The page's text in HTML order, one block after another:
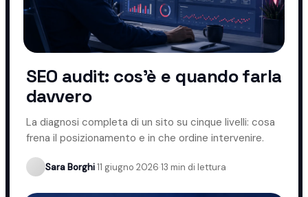
SEO audit: cos'è e quando farla
davvero
La diagnosi completa di un sito su cinque livelli: cosa
frena il posizionamento e in che ordine intervenire.
Sara Borghi·11 giugno 2026·13 min di lettura